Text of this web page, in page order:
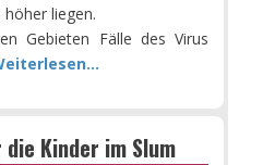
liegen.
Gebieten Fälle des Virus
Kinder im Slum